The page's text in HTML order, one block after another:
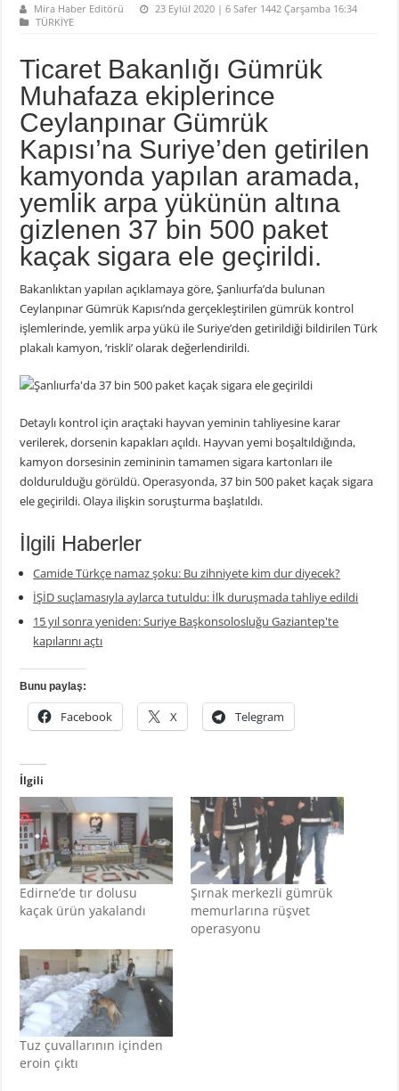
Mira Haber Editörü
23 Eylül 2020 | 6 Safer 1442 Çarşamba 16:34
TÜRKİYE
Ticaret Bakanlığı Gümrük
Muhafaza ekiplerince
Ceylanpınar Gümrük
Kapısı’na Suriye’den getirilen
kamyonda yapılan aramada,
yemlik arpa yükünün altına
gizlenen 37 bin 500 paket
kaçak sigara ele geçirildi.
Bakanlıktan yapılan açıklamaya göre, Şanlıurfa’da bulunan
Ceylanpınar Gümrük Kapısı’nda gerçekleştirilen gümrük kontrol
işlemlerinde, yemlik arpa yükü ile Suriye’den getirildiği bildirilen Türk
plakalı kamyon, ‘riskli’ olarak değerlendirildi.
Detaylı kontrol için araçtaki hayvan yeminin tahliyesine karar
verilerek, dorsenin kapakları açıldı. Hayvan yemi boşaltıldığında,
kamyon dorsesinin zemininin tamamen sigara kartonları ile
doldurulduğu görüldü. Operasyonda, 37 bin 500 paket kaçak sigara
ele geçirildi. Olaya ilişkin soruşturma başlatıldı.
İlgili Haberler
Camide Türkçe namaz şoku: Bu zihniyete kim dur diyecek?
İŞİD suçlamasıyla aylarca tutuldu: İlk duruşmada tahliye edildi
15 yıl sonra yeniden: Suriye Başkonsolosluğu Gaziantep'te
kapılarını açtı
Bunu paylaş:
Facebook X Telegram
İlgili
Edirne’de tır dolusu
kaçak ürün yakalandı
Şırnak merkezli gümrük
memurlarına rüşvet
operasyonu
Tuz çuvallarının içinden
eroin çıktı